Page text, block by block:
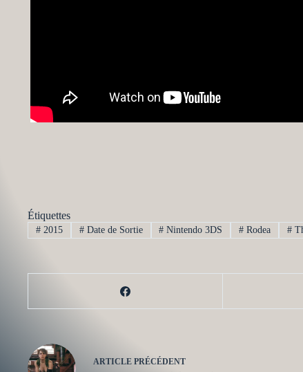
Étiquettes
#2015 #Date de Sortie # Nintendo 3DS # Rodea #
ARTICLE PRÉCÉDENT